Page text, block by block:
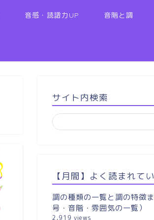
音感・読譜力UP 音階と調
サイト内検索
【月間】よく読まれて
調の種類の一覧と調の特徴
号・音階・雰囲気の一覧）
2,919 views